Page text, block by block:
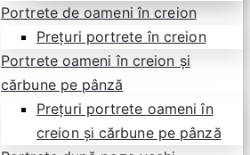
Portrete de oameni în creion
Prețuri portrete în creion
Portrete oameni în creion și
cărbune pe pânză
Prețuri portrete oameni în
creion și cărbune pe pânză